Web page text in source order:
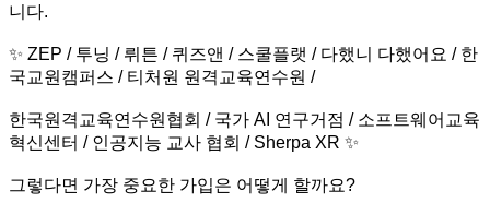
니다.
✨ ZEP / 투닝 / 뤼튼 / 퀴즈앤 / 스쿨플랫 / 다했니 다했어요 / 한
국교원캠퍼스 / 티처원 원격교육연수원 /
한국원격교육연수원협회 / 국가 AI 연구거점 / 소프트웨어교육
혁신센터 / 인공지능 교사 협회 / Sherpa XR ✨
그렇다면 가장 중요한 가입은 어떻게 할까요?